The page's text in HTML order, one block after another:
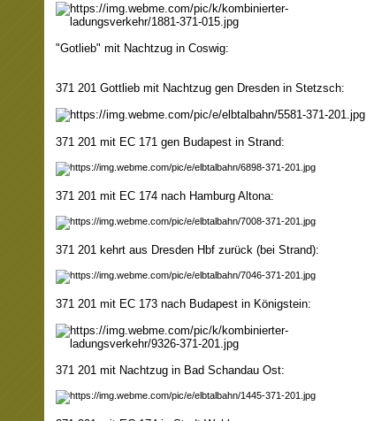
"Gotlieb" mit Nachtzug in Coswig:
371 201 Gottlieb mit Nachtzug gen Dresden in Stetzsch:
371 201 mit EC 171 gen Budapest in Strand:
371 201 mit EC 174 nach Hamburg Altona:
371 201 kehrt aus Dresden Hbf zurück (bei Strand):
371 201 mit EC 173 nach Budapest in Königstein:
371 201 mit Nachtzug in Bad Schandau Ost: